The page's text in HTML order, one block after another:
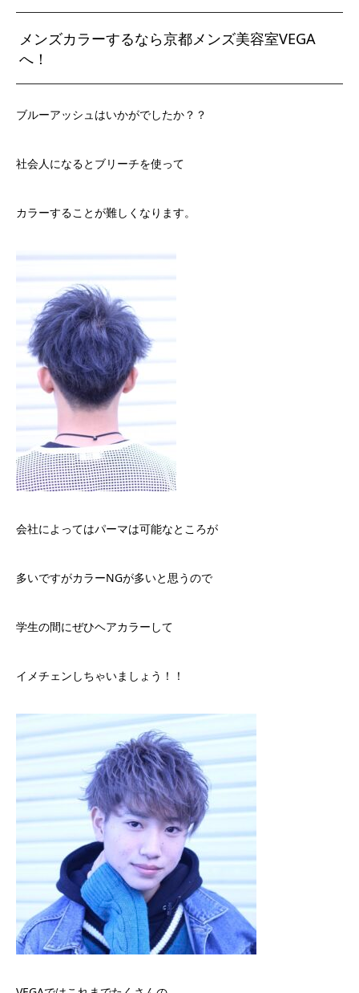
メンズカラーするなら京都メンズ美容室VEGA
へ！
ブルーアッシュはいかがでしたか？？
社会人になるとブリーチを使って
カラーすることが難しくなります。
会社によってはパーマは可能なところが
多いですがカラーNGが多いと思うので
学生の間にぜひヘアカラーして
イメチェンしちゃいましょう！！